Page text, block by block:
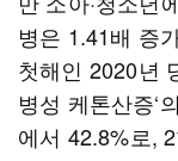
병은 1.41배 증
첫해인 2020년
병성 케톤산증‘
에서 42.8%로,